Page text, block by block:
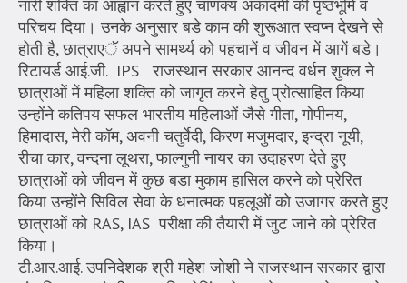
नारी शक्ति का आह्वान करते हुए चाणक्य अकादमी की पृष्ठभूमि व
परिचय दिया। उनके अनुसार बडे काम की शुरूआत स्वप्न देखने से
होती है, छात्राएॅ अपने सामर्थ्य को पहचानें व जीवन में आगें बडे।
रिटायर्ड आई.जी. IPS राजस्थान सरकार आनन्द वर्धन शुक्ल ने
छात्राओं में महिला शक्ति को जागृत करने हेतु प्रोत्साहित किया
उन्होंने कतिपय सफल भारतीय महिलाओं जैसे गीता, गोपीनय,
हिमादास, मेरी कॉम, अवनी चतुर्वेदी, किरण मजुमदार, इन्द्रा नूयी,
रीचा कार, वन्दना लूथरा, फाल्गुनी नायर का उदाहरण देते हुए
छात्राओं को जीवन में कुछ बडा मुकाम हासिल करने को प्रेरित
किया उन्होंने सिविल सेवा के धनात्मक पहलूओं को उजागर करते हुए
छात्राओं को RAS, IAS परीक्षा की तैयारी में जुट जाने को प्रेरित
किया।
टी.आर.आई. उपनिदेशक श्री महेश जोशी ने राजस्थान सरकार द्वारा